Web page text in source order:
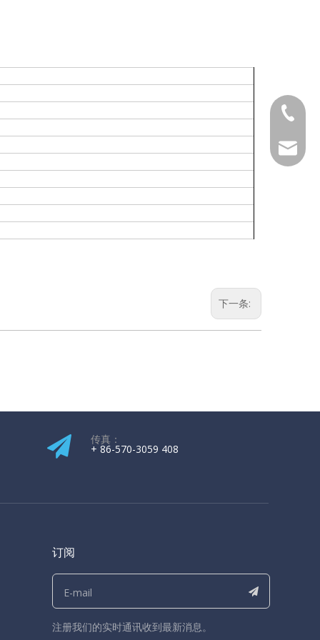
下一条:
传真：
+ 86-570-3059 408
订阅
注册我们的实时通讯收到最新消息。
+ 86-